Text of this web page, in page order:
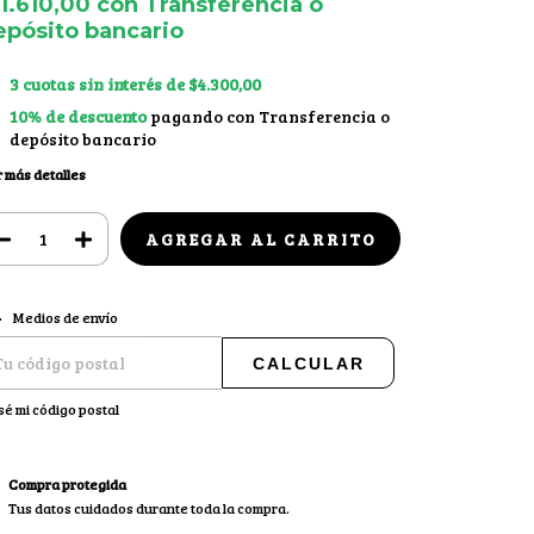
bancario
3 cuotas sin interés de$4.300,00
10% de descuentopagando con Transferencia o
depósito bancario
más detalles
para el CP:
Medios de envío
CALCULAR
mi código postal
Compra protegida
Tus datos cuidados durante toda la compra.